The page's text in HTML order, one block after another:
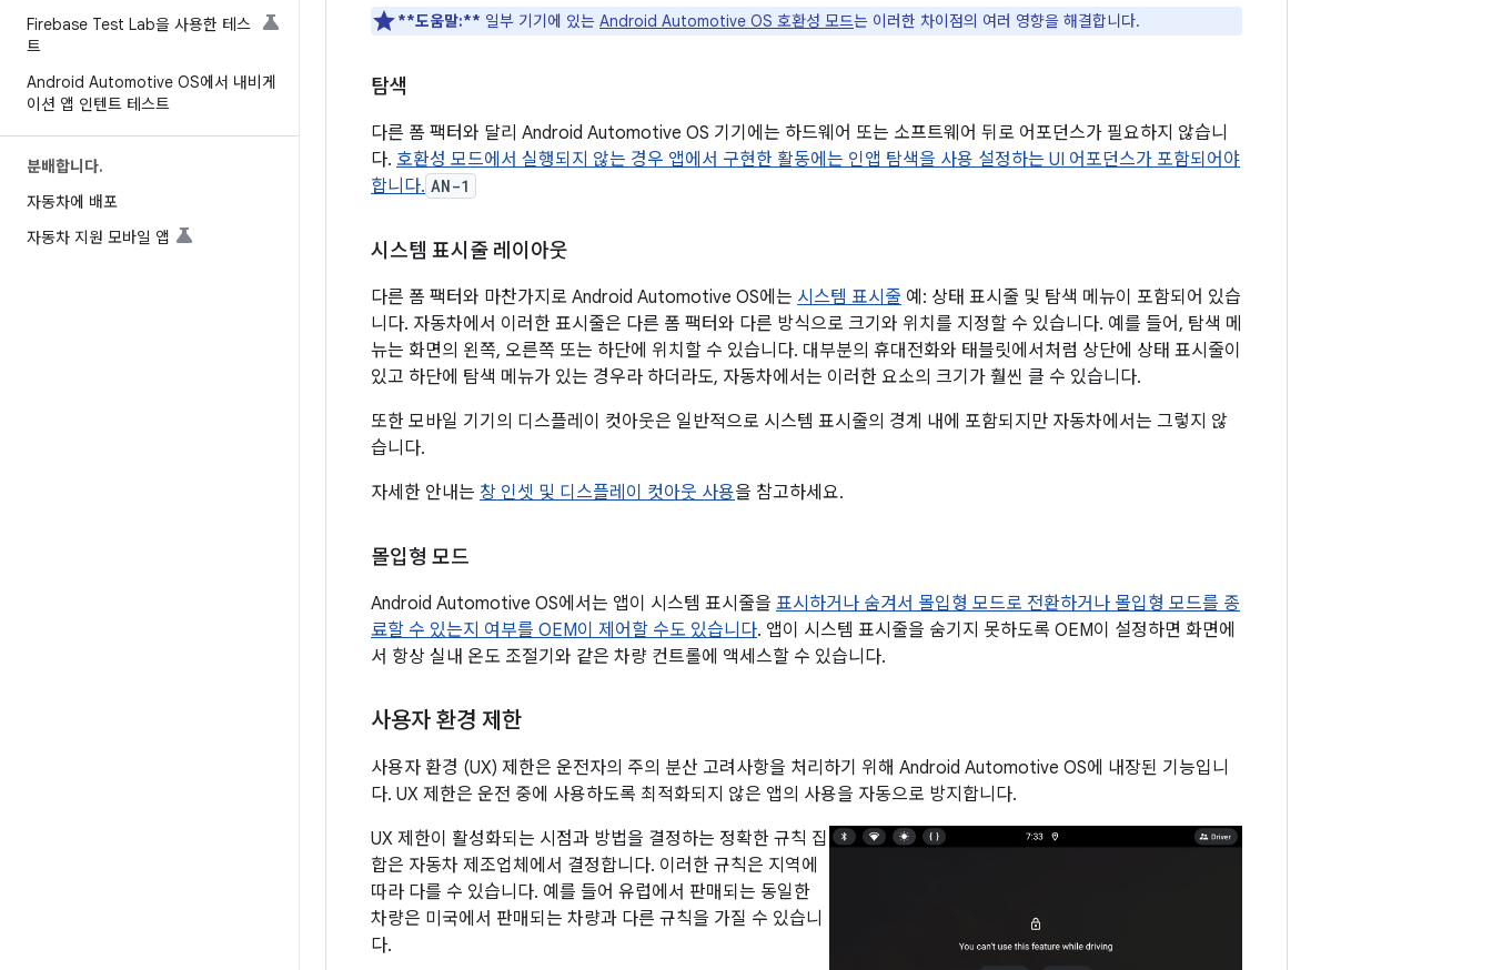
Firebase Test Lab을 사용한 테스
트
Android Automotive OS에서 내비게
이션 앱 인텐트 테스트
분배합니다.
자동차에 배포
자동차 지원 모바일 앱
**도움말:** 일부 기기에 있는 Android Automotive OS 호환성 모드는 이러한 차이점의 여러 영향을 해결합니다.
탐색
다른 폼 팩터와 달리 Android Automotive OS 기기에는 하드웨어 또는 소프트웨어 뒤로 어포던스가 필요하지 않습니
다. 호환성 모드에서 실행되지 않는 경우 앱에서 구현한 활동에는 인앱 탐색을 사용 설정하는 UI 어포던스가 포함되어야
합니다. AN-1
시스템 표시줄 레이아웃
다른 폼 팩터와 마찬가지로 Android Automotive OS에는 시스템 표시줄 예: 상태 표시줄 및 탐색 메뉴이 포함되어 있습
니다. 자동차에서 이러한 표시줄은 다른 폼 팩터와 다른 방식으로 크기와 위치를 지정할 수 있습니다. 예를 들어, 탐색 메
뉴는 화면의 왼쪽, 오른쪽 또는 하단에 위치할 수 있습니다. 대부분의 휴대전화와 태블릿에서처럼 상단에 상태 표시줄이
있고 하단에 탐색 메뉴가 있는 경우라 하더라도, 자동차에서는 이러한 요소의 크기가 훨씬 클 수 있습니다.
또한 모바일 기기의 디스플레이 컷아웃은 일반적으로 시스템 표시줄의 경계 내에 포함되지만 자동차에서는 그렇지 않
습니다.
자세한 안내는 창 인셋 및 디스플레이 컷아웃 사용을 참고하세요.
몰입형 모드
Android Automotive OS에서는 앱이 시스템 표시줄을 표시하거나 숨겨서 몰입형 모드로 전환하거나 몰입형 모드를 종
료할 수 있는지 여부를 OEM이 제어할 수도 있습니다. 앱이 시스템 표시줄을 숨기지 못하도록 OEM이 설정하면 화면에
서 항상 실내 온도 조절기와 같은 차량 컨트롤에 액세스할 수 있습니다.
사용자 환경 제한
사용자 환경 (UX) 제한은 운전자의 주의 분산 고려사항을 처리하기 위해 Android Automotive OS에 내장된 기능입니
다. UX 제한은 운전 중에 사용하도록 최적화되지 않은 앱의 사용을 자동으로 방지합니다.
UX 제한이 활성화되는 시점과 방법을 결정하는 정확한 규칙 집
합은 자동차 제조업체에서 결정합니다. 이러한 규칙은 지역에
따라 다를 수 있습니다. 예를 들어 유럽에서 판매되는 동일한
차량은 미국에서 판매되는 차량과 다른 규칙을 가질 수 있습니
다.